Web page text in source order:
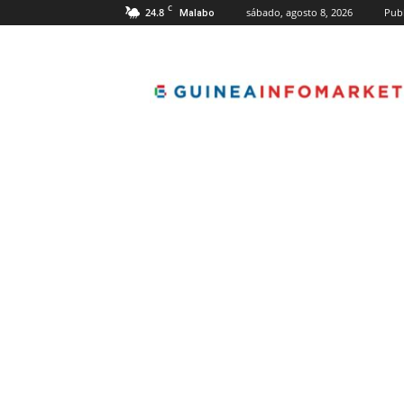
24.8 C Malabo sábado, agosto 8, 2026